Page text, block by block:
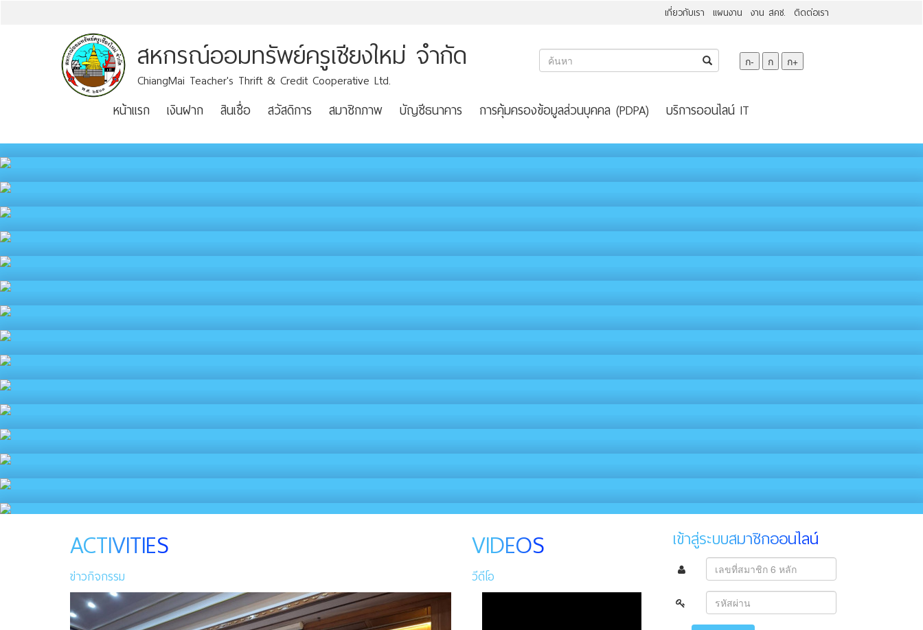
เกี่ยวกับเรา แผนงาน งาน สคช. ติดต่อเรา
สหกรณ์ออมทรัพย์ครูเชียงใหม่ จำกัด
ChiangMai Teacher's Thrift & Credit Cooperative Ltd.
ก- ก ก+
หน้าแรก เงินฝาก สินเชื่อ สวัสดิการ สมาชิกภาพ บัญชีธนาคาร การคุ้มครองข้อมูลส่วนบุคคล (PDPA) บริการออนไลน์ IT
ACTIVITIES
ข่าวกิจกรรม
VIDEOS
วีดีโอ
เข้าสู่ระบบสมาชิกออนไลน์